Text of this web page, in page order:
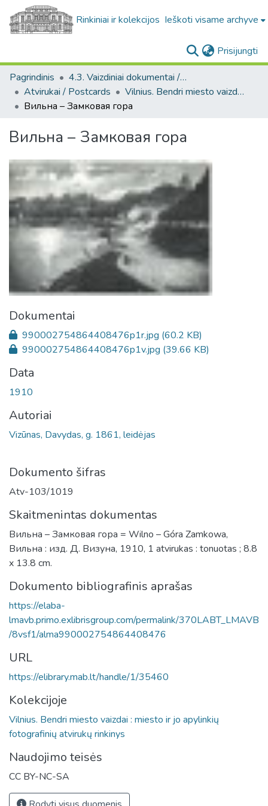
Rinkiniai ir kolekcijos Ieškoti visame archyve
Prisijungti
Pagrindinis
4.3. Vaizdiniai dokumentai / Visual documents
Atvirukai / Postcards
Vilnius. Bendri miesto vaizdai : miesto ir jo apylinkių fotografinių atvirukų rinkinys
Вильна – Замковая гора
Вильна – Замковая гора
Dokumentai
990002754864408476p1r.jpg (60.2 KB)
990002754864408476p1v.jpg (39.66 KB)
Data
1910
Autoriai
Vizūnas, Davydas, g. 1861, leidėjas
Dokumento šifras
Atv-103/1019
Skaitmenintas dokumentas
Вильна – Замковая гора = Wilno – Góra Zamkowa,
Вильна : изд. Д. Визуна, 1910, 1 atvirukas : tonuotas ; 8.8
x 13.8 cm.
Dokumento bibliografinis aprašas
https://elaba-
lmavb.primo.exlibrisgroup.com/permalink/370LABT_LMAVB
/8vsf1/alma990002754864408476
URL
https://elibrary.mab.lt/handle/1/35460
Kolekcijoje
Vilnius. Bendri miesto vaizdai : miesto ir jo apylinkių
fotografinių atvirukų rinkinys
Naudojimo teisės
CC BY-NC-SA